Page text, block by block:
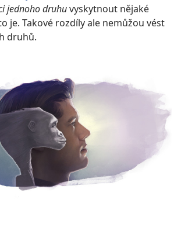
jednoho druhuvyskytnout nějaké
je. Takové rozdíly ale nemůžou vést
druhů.